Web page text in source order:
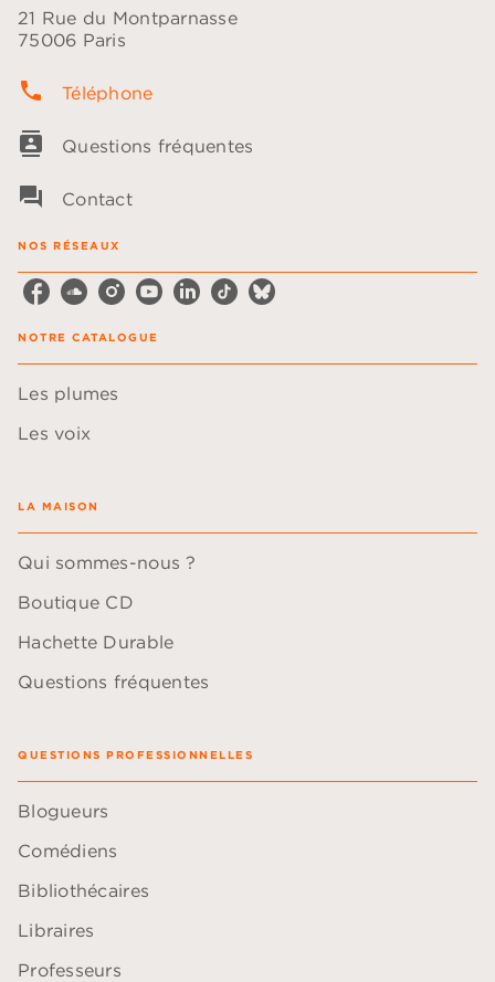
21 Rue du Montparnasse
75006 Paris
phone Téléphone
contacts Questions fréquentes
question_answer Contact
NOS RÉSEAUX
NOTRE CATALOGUE
Les plumes
Les voix
LA MAISON
Qui sommes-nous ?
Boutique CD
Hachette Durable
Questions fréquentes
QUESTIONS PROFESSIONNELLES
Blogueurs
Comédiens
Bibliothécaires
Libraires
Professeurs